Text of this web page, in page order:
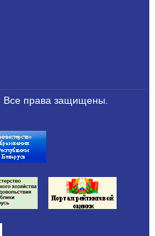
Все права защищены.